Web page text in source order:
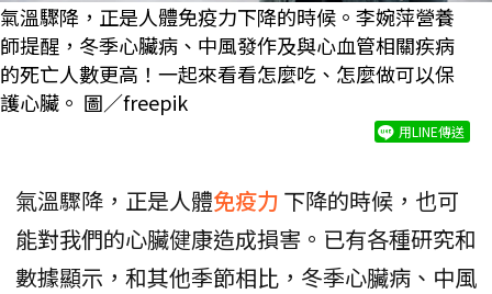
氣溫驟降，正是人體免疫力下降的時候。李婉萍營養
師提醒，冬季心臟病、中風發作及與心血管相關疾病
的死亡人數更高！一起來看看怎麼吃、怎麼做可以保
護心臟。 圖／freepik
用LINE傳送
氣溫驟降，正是人體免疫力 下降的時候，也可
能對我們的心臟健康造成損害。已有各種研究和
數據顯示，和其他季節相比，冬季心臟病、中風